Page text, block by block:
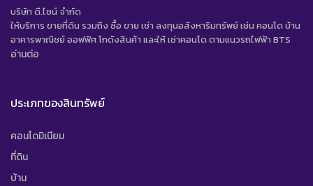
บริษัท ดี.ไซน์ จํากัด
ให้บริการ ขายที่ดิน รวมถึง ซื้อ ขาย เช่า ลงทุนอสังหาริมทรัพย์ เช่น คอนโด บ้าน
อาคารพาณิชย์ ออฟฟิศ โกดังสินค้า และให้ เช่าคอนโด ตามแนวรถไฟฟ้า BTS
อ่านต่อ
ประเภทของสินทรัพย์
คอนโดมิเนียม
ที่ดิน
บ้าน